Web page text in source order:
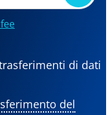
di dati
del